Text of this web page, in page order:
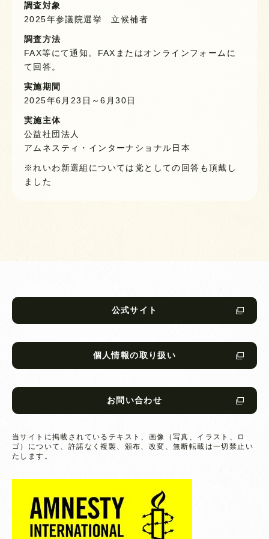
調査対象
2025年参議院選挙 立候補者
調査方法
FAX等にて通知。FAXまたはオンラインフォームに
て回答。
実施期間
2025年6月23日～6月30日
実施主体
公益社団法人
アムネスティ・インターナショナル日本
※れいわ新選組については党としての回答も頂戴し
ました
公式サイト
個人情報の取り扱い
お問い合わせ
当サイトに掲載されているテキスト、画像（写真、イラスト、ロ
ゴ）について、 許諾なく複製、頒布、改変、無断転載は一切禁止い
たします。